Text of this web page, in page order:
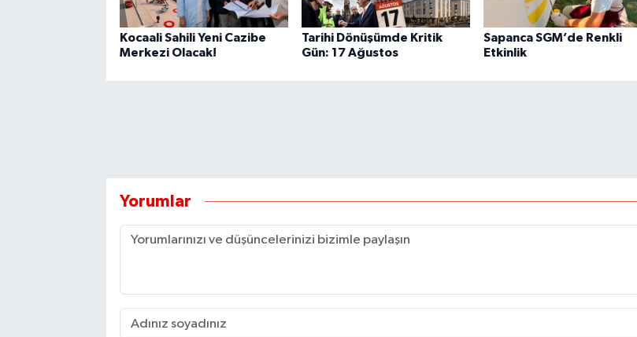
Kocaali Sahili Yeni Cazibe
Merkezi Olacak!
Tarihi Dönüşümde Kritik
Gün: 17 Ağustos
Sapanca SGM’de Renkli
Etkinlik
Yorumlar